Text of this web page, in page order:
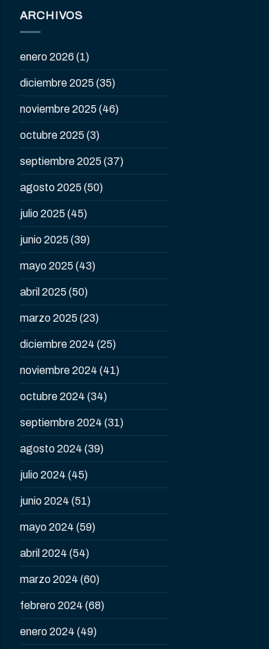
ARCHIVOS
enero 2026 (1)
diciembre 2025 (35)
noviembre 2025 (46)
octubre 2025 (3)
septiembre 2025 (37)
agosto 2025 (50)
julio 2025 (45)
junio 2025 (39)
mayo 2025 (43)
abril 2025 (50)
marzo 2025 (23)
diciembre 2024 (25)
noviembre 2024 (41)
octubre 2024 (34)
septiembre 2024 (31)
agosto 2024 (39)
julio 2024 (45)
junio 2024 (51)
mayo 2024 (59)
abril 2024 (54)
marzo 2024 (60)
febrero 2024 (68)
enero 2024 (49)